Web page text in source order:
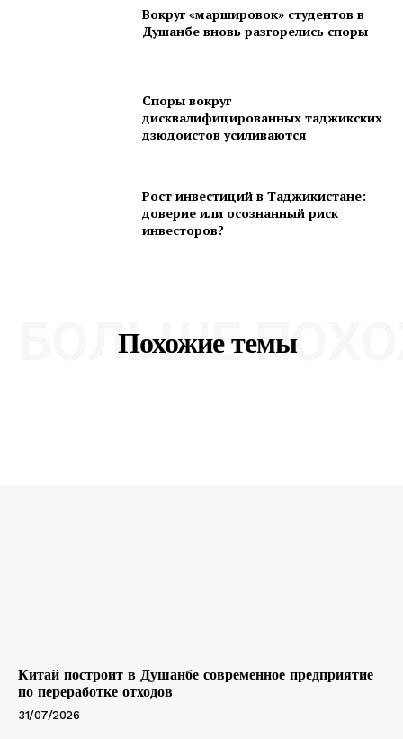
Вокруг «маршировок» студентов в
Душанбе вновь разгорелись споры
Споры вокруг
дисквалифицированных таджикских
дзюдоистов усиливаются
Рост инвестиций в Таджикистане:
доверие или осознанный риск
инвесторов?
Похожие темы
БОЛЬШЕ
Китай построит в Душанбе современное предприятие
по переработке отходов
31/07/2026